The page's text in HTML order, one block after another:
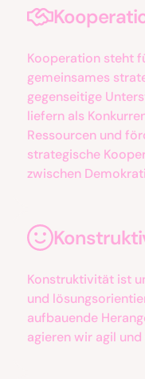
Kooperation steht
gemeinsames
gegenseitige
liefern als
Ressourcen und
strategische
zwischen
Konstruktivität ist
und
aufbauende
agieren wir agil